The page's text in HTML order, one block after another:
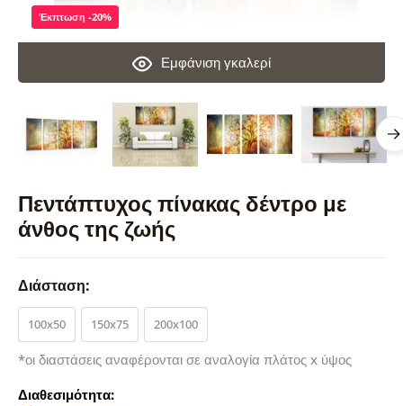
Πεντάπτυχος πίνακας δέντρο με
άνθος της ζωής
Εμφάνιση γκαλερί
Έκπτωση -20%
Διάσταση:
100x50 150x75 200x100
*οι διαστάσεις αναφέρονται σε αναλογία πλάτος x ύψος
Διαθεσιμότητα: